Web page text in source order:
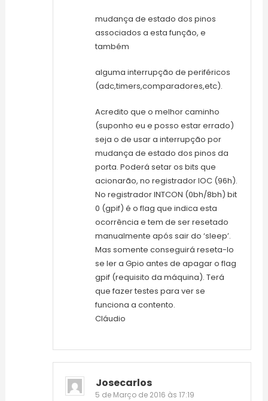
mudança de estado dos pinos
associados a esta função, e
também
alguma interrupção de periféricos
(adc,timers,comparadores,etc).
Acredito que o melhor caminho
(suponho eu e posso estar errado)
seja o de usar a interrupção por
mudança de estado dos pinos da
porta. Poderá setar os bits que
acionarão, no registrador IOC (96h).
No registrador INTCON (0bh/8bh) bit
0 (gpif) é o flag que indica esta
ocorrência e tem de ser resetado
manualmente após sair do ‘sleep’.
Mas somente conseguirá reseta-lo
se ler a Gpio antes de apagar o flag
gpif (requisito da máquina). Terá
que fazer testes para ver se
funciona a contento.
Cláudio
Josecarlos
5 de Março de 2016 às 17:19